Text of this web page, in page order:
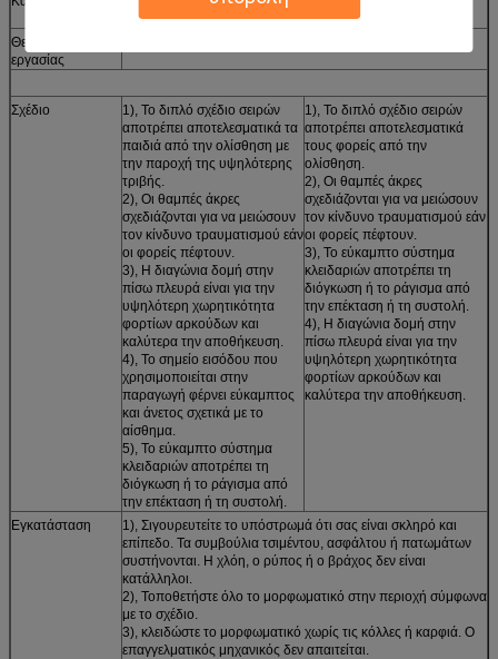
κόκκινο
Θερμοκρασία
εργασίας
Σχέδιο
1), Το διπλό σχέδιο σειρών
αποτρέπει αποτελεσματικά τα
παιδιά από την ολίσθηση με
την παροχή της υψηλότερης
τριβής.
2), Οι θαμπές άκρες
σχεδιάζονται για να μειώσουν
τον κίνδυνο τραυματισμού εάν
οι φορείς πέφτουν.
3), Η διαγώνια δομή στην
πίσω πλευρά είναι για την
υψηλότερη χωρητικότητα
φορτίων αρκούδων και
καλύτερα την αποθήκευση.
4), Το σημείο εισόδου που
χρησιμοποιείται στην
παραγωγή φέρνει εύκαμπτος
και άνετος σχετικά με το
αίσθημα.
5), Το εύκαμπτο σύστημα
κλειδαριών αποτρέπει τη
διόγκωση ή το ράγισμα από
την επέκταση ή τη συστολή.
1), Το διπλό σχέδιο σειρών
αποτρέπει αποτελεσματικά
τους φορείς από την
ολίσθηση.
2), Οι θαμπές άκρες
σχεδιάζονται για να μειώσουν
τον κίνδυνο τραυματισμού εάν
οι φορείς πέφτουν.
3), Το εύκαμπτο σύστημα
κλειδαριών αποτρέπει τη
διόγκωση ή το ράγισμα από
την επέκταση ή τη συστολή.
4), Η διαγώνια δομή στην
πίσω πλευρά είναι για την
υψηλότερη χωρητικότητα
φορτίων αρκούδων και
καλύτερα την αποθήκευση.
Εγκατάσταση
1), Σιγουρευτείτε το υπόστρωμά ότι σας είναι σκληρό και
επίπεδο. Τα συμβούλια τσιμέντου, ασφάλτου ή πατωμάτων
συστήνονται. Η χλόη, ο ρύπος ή ο βράχος δεν είναι
κατάλληλοι.
2), Τοποθετήστε όλο το μορφωματικό στην περιοχή σύμφωνα
με το σχέδιο.
3), κλειδώστε το μορφωματικό χωρίς τις κόλλες ή καρφιά. Ο
επαγγελματικός μηχανικός δεν απαιτείται.